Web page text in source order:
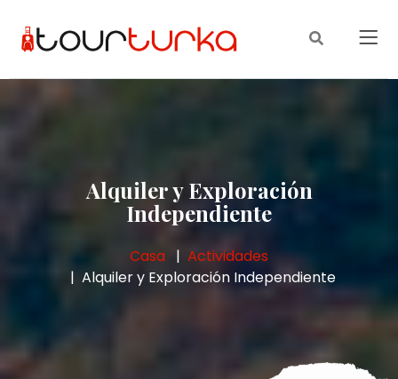
Alquiler y Exploración
Independiente
Casa
Actividades
Alquiler y Exploración Independiente